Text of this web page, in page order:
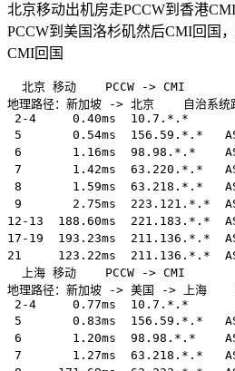
北京移动出机房走PCCW到香港
PCCW到美国洛杉矶然后CMI回国
CMI回国
  北京 移动    PCCW -> CMI
地理路径：新加坡 -> 北京    自治系
2-4     0.40ms  10.7.*.*
5       0.54ms  156.59.*.*
6       1.16ms  98.98.*.*
7       1.42ms  63.220.*.*
8       1.59ms  63.218.*.*
9       2.75ms  223.121.*.*
12-13  188.60ms  221.183.*.*
17-19  193.23ms  211.136.*.*
21     123.22ms  211.136.*.*
  上海 移动    PCCW -> CMI
地理路径：新加坡 -> 美国 -> 上海
2-4     0.77ms  10.7.*.*
5       0.83ms  156.59.*.*
6       1.20ms  98.98.*.*
7       1.27ms  63.218.*.*